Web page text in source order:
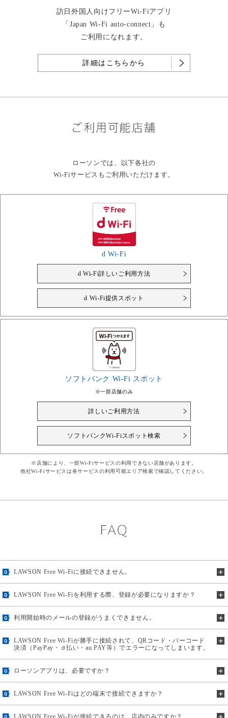
訪日外国人向けフリーWi-Fiアプリ
「Japan Wi-Fi auto-connect」も
ご利用になれます。
詳細はこちらから
ローソンでは、以下各社の
Wi-Fiサービスもご利用いただけます。
d Wi-Fi
d Wi-Fi詳しいご利用方法
d Wi-Fi提供スポット
ソフトバンク Wi-Fi スポット
※一部店舗のみ
詳しいご利用方法
ソフトバンクWi-Fiスポット検索
※店舗により、一部Wi-Fiサービスの利用できない店舗があります。
他社Wi-Fiサービスは各サービスの利用可能エリア検索で確認してください。
LAWSON Free Wi-Fiに接続できません。
LAWSON Free Wi-Fiを利用する際、登録が必要になりますか？
利用開始時のメールの登録がうまくできません。
LAWSON Free Wi-Fiが勝手に接続されて、QRコード・バーコード
決済（PayPay・ｄ払い・au PAY等）でエラーになってしまいます。
ローソンアプリは、必要ですか？
LAWSON Free Wi-Fiはどの端末で接続できますか？